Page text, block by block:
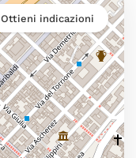
Ottieni indicazioni